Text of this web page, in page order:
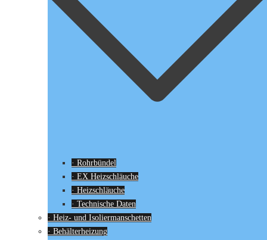
· Rohrbündel
· EX Heizschläuche
· Heizschläuche
· Technische Daten
· Heiz- und Isoliermanschetten
· Behälterheizung